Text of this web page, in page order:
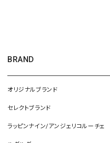
BRAND
オリジナルブランド
セレクトブランド
ラッピンナイン/アンジェリコルーチェ